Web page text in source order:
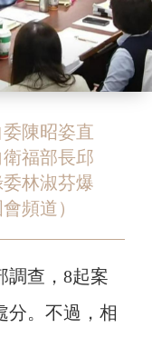
陳昭姿直
福部長邱
林淑芬爆
頻道）
調查，8起案
分。不過，相